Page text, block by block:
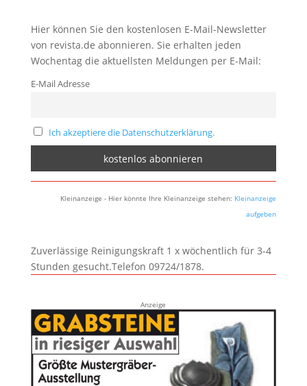
Hier können Sie den kostenlosen E-Mail-Newsletter
von revista.de abonnieren. Sie erhalten jeden
Wochentag die aktuellsten Meldungen per E-Mail:
E-Mail Adresse
Ich akzeptiere die Datenschutzerklärung.
Kleinanzeige - Hier könnte Ihre Kleinanzeige stehen: Kleinanzeige
aufgeben
Zuverlässige Reinigungskraft 1 x wöchentlich für 3-4
Stunden gesucht.Telefon 09724/1878.
Anzeige